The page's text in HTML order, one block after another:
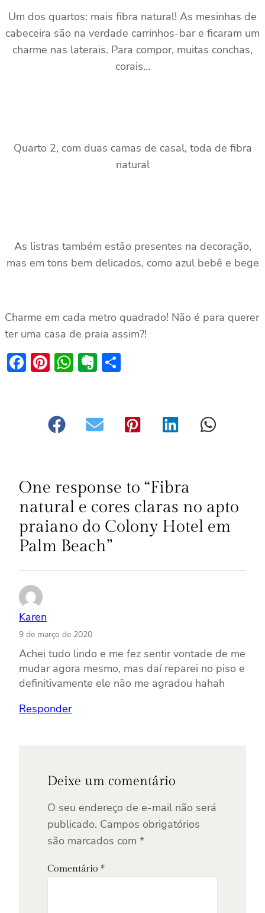
Um dos quartos: mais fibra natural! As mesinhas de
cabeceira são na verdade carrinhos-bar e ficaram um
charme nas laterais. Para compor, muitas conchas,
corais…
Quarto 2, com duas camas de casal, toda de fibra
natural
As listras também estão presentes na decoração,
mas em tons bem delicados, como azul bebê e bege
Charme em cada metro quadrado! Não é para querer
ter uma casa de praia assim?!
Facebook
Pinterest
WhatsApp
Evernote
One response to “Fibra
natural e cores claras no apto
praiano do Colony Hotel em
Palm Beach”
Karen
9 de março de 2020
Achei tudo lindo e me fez sentir vontade de me
mudar agora mesmo, mas daí reparei no piso e
definitivamente ele não me agradou hahah
Responder
Deixe um comentário
O seu endereço de e-mail não será
publicado. Campos obrigatórios
são marcados com *
Comentário *